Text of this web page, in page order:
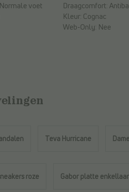
voet
Draagcomfort:
Kleur: Cognac
Web-Only: Nee
Teva Hurricane
roze Gabor platte